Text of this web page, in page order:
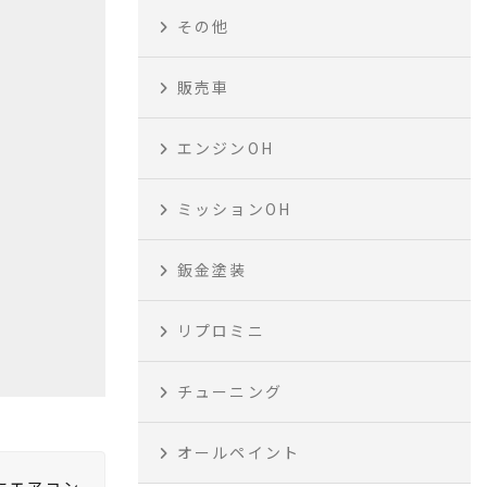
その他
販売車
エンジンOH
ミッションOH
鈑金塗装
リプロミニ
チューニング
オールペイント